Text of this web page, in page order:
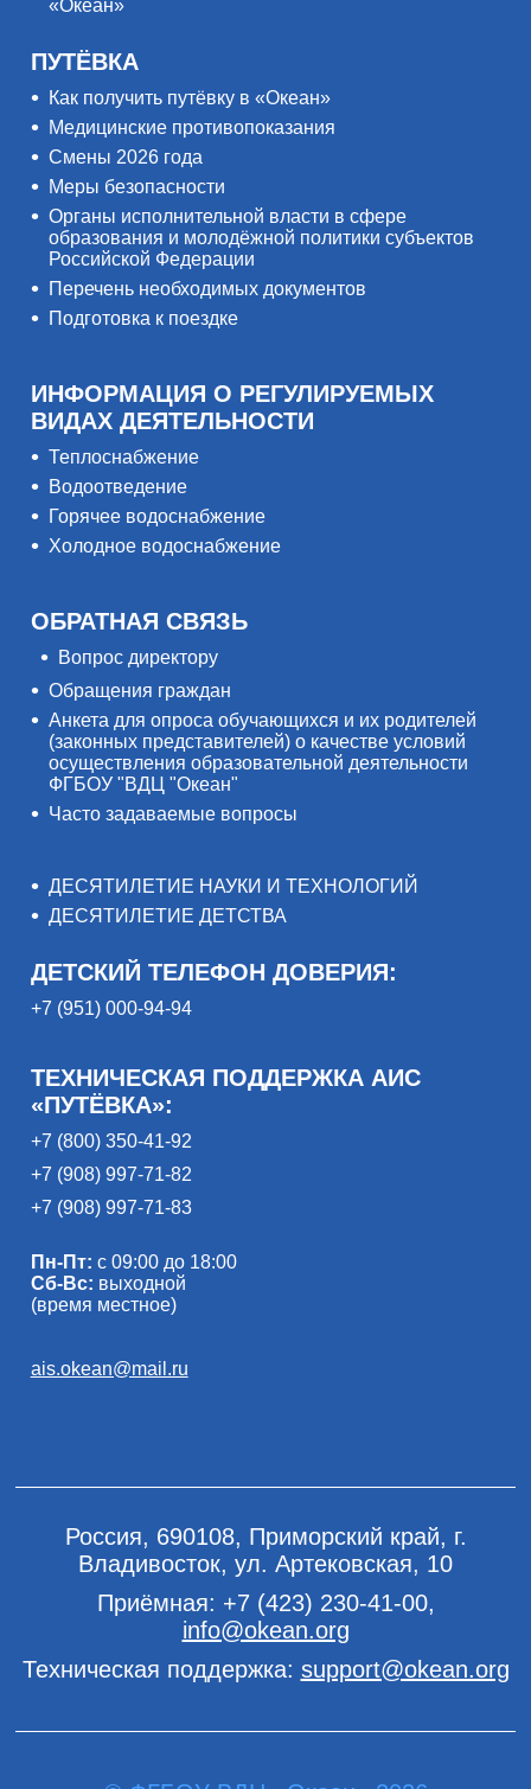
«Океан»
ПУТЁВКА
Как получить путёвку в «Океан»
Медицинские противопоказания
Смены 2026 года
Меры безопасности
Органы исполнительной власти в сфере
образования и молодёжной политики субъектов
Российской Федерации
Перечень необходимых документов
Подготовка к поездке
ИНФОРМАЦИЯ О РЕГУЛИРУЕМЫХ
ВИДАХ ДЕЯТЕЛЬНОСТИ
Теплоснабжение
Водоотведение
Горячее водоснабжение
Холодное водоснабжение
ОБРАТНАЯ СВЯЗЬ
Вопрос директору
Обращения граждан
Анкета для опроса обучающихся и их родителей
(законных представителей) о качестве условий
осуществления образовательной деятельности
ФГБОУ "ВДЦ "Океан"
Часто задаваемые вопросы
ДЕСЯТИЛЕТИЕ НАУКИ И ТЕХНОЛОГИЙ
ДЕСЯТИЛЕТИЕ ДЕТСТВА
ДЕТСКИЙ ТЕЛЕФОН ДОВЕРИЯ:
+7 (951) 000-94-94
ТЕХНИЧЕСКАЯ ПОДДЕРЖКА АИС
«ПУТЁВКА»:
+7 (800) 350-41-92
+7 (908) 997-71-82
+7 (908) 997-71-83
Пн-Пт: с 09:00 до 18:00
Сб-Вс: выходной
(время местное)
ais.okean@mail.ru
Россия, 690108, Приморский край, г.
Владивосток, ул. Артековская, 10
Приёмная: +7 (423) 230-41-00,
info@okean.org
Техническая поддержка: support@okean.org